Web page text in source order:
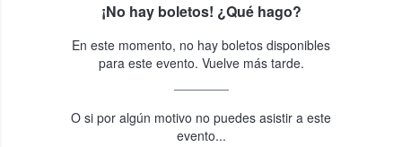
¡No hay boletos! ¿Qué hago?
En este momento, no hay boletos disponibles
para este evento. Vuelve más tarde.
O si por algún motivo no puedes asistir a este
evento...